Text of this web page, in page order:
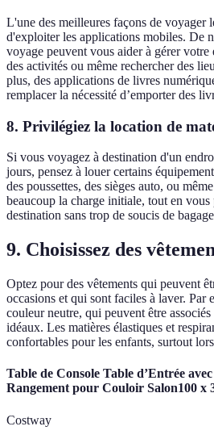
L'une des meilleures façons de voyager
d'exploiter les applications mobiles. De
voyage peuvent vous aider à gérer
des activités ou même rechercher des
plus, des applications de livres
remplacer la nécessité d’emporter des
8. Privilégiez la location de
Si vous voyagez à destination d'un
jours, pensez à louer certains
des poussettes, des sièges auto, ou
beaucoup la charge initiale, tout en vous
destination sans trop de soucis de
9. Choisissez des
Optez pour des vêtements qui peuvent
occasions et qui sont faciles à laver. Par
couleur neutre, qui peuvent être
idéaux. Les matières élastiques et
confortables pour les enfants, surtout
Table de Console Table d’Entrée
Rangement pour Couloir Salon100 x
Costway